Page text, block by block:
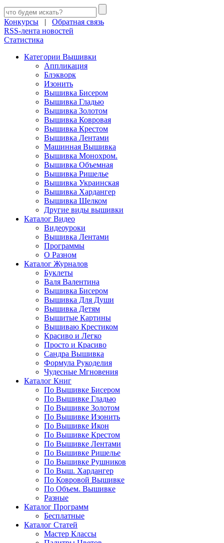
Конкурсы | Обратная связь
RSS-лента новостей
Статистика
Категории Вышивки
Аппликация
Блэкворк
Изонить
Вышивка Бисером
Вышивка Гладью
Вышивка Золотом
Вышивка Ковровая
Вышивка Крестом
Вышивка Лентами
Машинная Вышивка
Вышивка Монохром.
Вышивка Объемная
Вышивка Ришелье
Вышивка Украинская
Вышивка Хардангер
Вышивка Шелком
Другие виды вышивки
Каталог Видео
Видеоуроки
Вышивка Лентами
Программы
О Разном
Каталог Журналов
Буклеты
Валя Валентина
Вышивка Бисером
Вышивка Для Души
Вышивка Детям
Вышитые Картины
Вышиваю Крестиком
Красиво и Легко
Просто и Красиво
Сандра Вышивка
Формула Рукоделия
Чудесные Мгновения
Каталог Книг
По Вышивке Бисером
По Вышивке Гладью
По Вышивке Золотом
По Вышивке Изонить
По Вышивке Икон
По Вышивке Крестом
По Вышивке Лентами
По Вышивке Ришелье
По Вышивке Рушников
По Выш. Хардангер
По Ковровой Вышивке
По Объем. Вышивке
Разные
Каталог Программ
Бесплатные
Каталог Статей
Мастер Классы